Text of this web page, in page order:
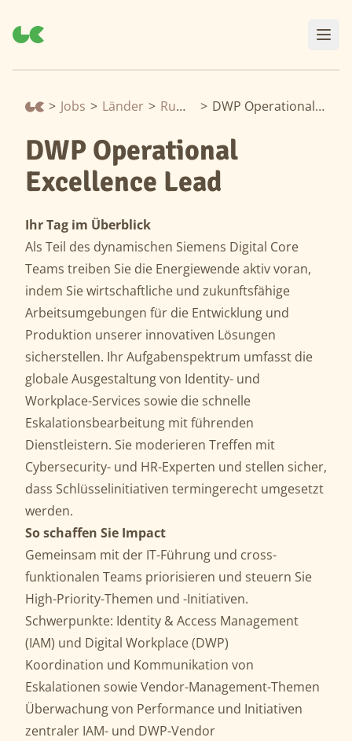
> Jobs > Länder > Rumänien > DWP Operational Excellence Lead
DWP Operational
Excellence Lead
Ihr Tag im Überblick
Als Teil des dynamischen Siemens Digital Core
Teams treiben Sie die Energiewende aktiv voran,
indem Sie wirtschaftliche und zukunftsfähige
Arbeitsumgebungen für die Entwicklung und
Produktion unserer innovativen Lösungen
sicherstellen. Ihr Aufgabenspektrum umfasst die
globale Ausgestaltung von Identity- und
Workplace-Services sowie die schnelle
Eskalationsbearbeitung mit führenden
Dienstleistern. Sie moderieren Treffen mit
Cybersecurity- und HR-Experten und stellen sicher,
dass Schlüsselinitiativen termingerecht umgesetzt
werden.
So schaffen Sie Impact
Gemeinsam mit der IT-Führung und cross-
funktionalen Teams priorisieren und steuern Sie
High-Priority-Themen und -Initiativen.
Schwerpunkte: Identity & Access Management
(IAM) und Digital Workplace (DWP)
Koordination und Kommunikation von
Eskalationen sowie Vendor-Management-Themen
Überwachung von Performance und Initiativen
zentraler IAM- und DWP-Vendor